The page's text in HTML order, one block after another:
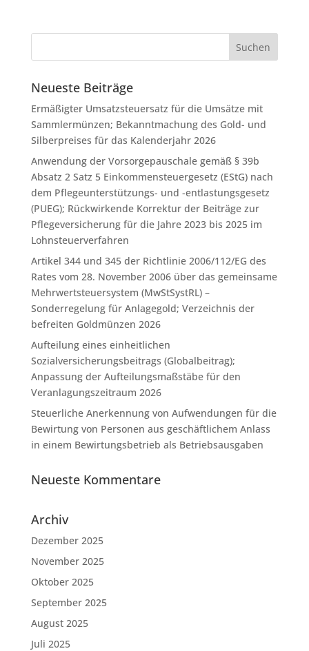
Neueste Beiträge
Ermäßigter Umsatzsteuersatz für die Umsätze mit
Sammlermünzen; Bekanntmachung des Gold- und
Silberpreises für das Kalenderjahr 2026
Anwendung der Vorsorgepauschale gemäß § 39b
Absatz 2 Satz 5 Einkommensteuergesetz (EStG) nach
dem Pflegeunterstützungs- und -entlastungsgesetz
(PUEG); Rückwirkende Korrektur der Beiträge zur
Pflegeversicherung für die Jahre 2023 bis 2025 im
Lohnsteuerverfahren
Artikel 344 und 345 der Richtlinie 2006/112/EG des
Rates vom 28. November 2006 über das gemeinsame
Mehrwertsteuersystem (MwStSystRL) –
Sonderregelung für Anlagegold; Verzeichnis der
befreiten Goldmünzen 2026
Aufteilung eines einheitlichen
Sozialversicherungsbeitrags (Globalbeitrag);
Anpassung der Aufteilungsmaßstäbe für den
Veranlagungszeitraum 2026
Steuerliche Anerkennung von Aufwendungen für die
Bewirtung von Personen aus geschäftlichem Anlass
in einem Bewirtungsbetrieb als Betriebsausgaben
Neueste Kommentare
Archiv
Dezember 2025
November 2025
Oktober 2025
September 2025
August 2025
Juli 2025